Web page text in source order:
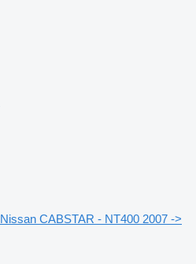
Nissan CABSTAR - NT400 2007 ->